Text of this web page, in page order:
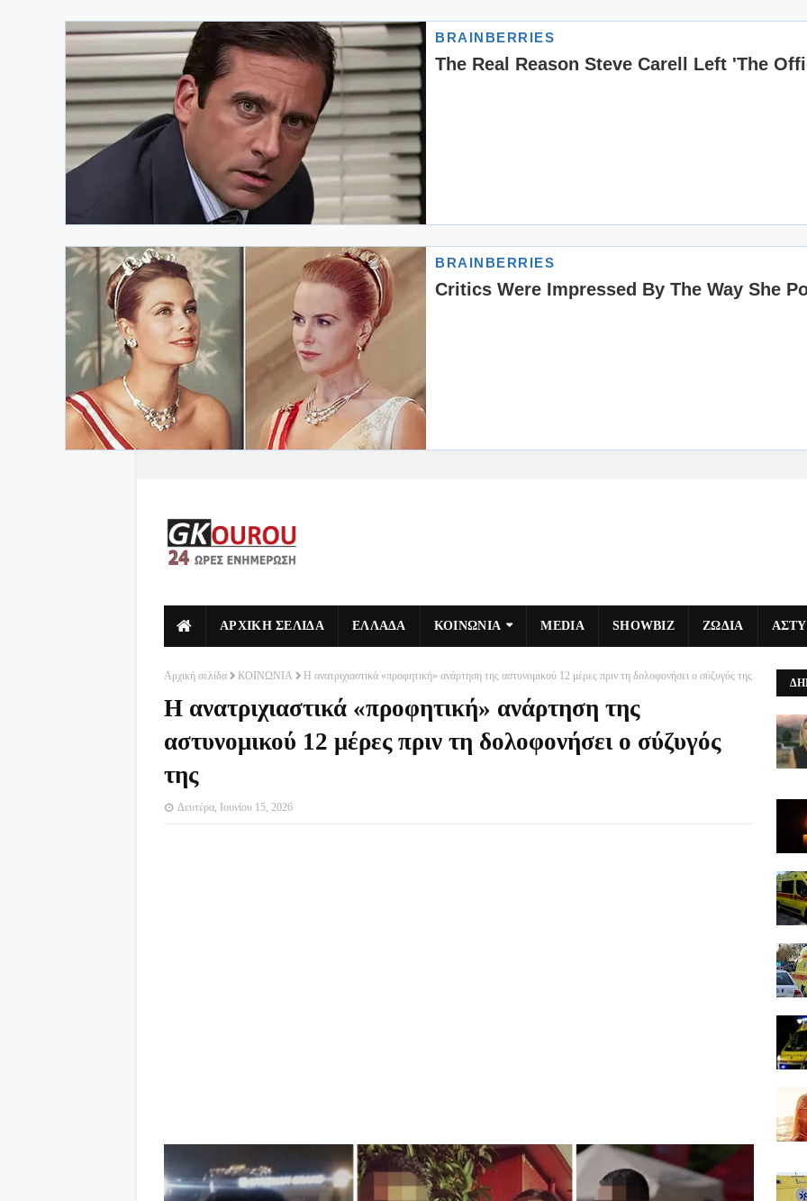
ΑΡΧΙΚΗ ΣΕΛΙΔΑ ΕΛΛΑΔΑ ΚΟΙΝΩΝΙΑ MEDIA SHOWBIZ ΖΩΔΙΑ
Αρχική σελίδα ΚΟΙΝΩΝΙΑ Η ανατριχιαστικά «προφητική» ανάρτηση της αστυνομικού 12 μέρες πριν τη δολοφονήσει ο σύζυγός της
Η ανατριχιαστικά «προφητική» ανάρτηση της
αστυνομικού 12 μέρες πριν τη δολοφονήσει ο σύζυγός
της
Δευτέρα, Ιουνίου 15, 2026